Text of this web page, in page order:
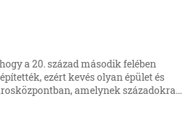
a 20. század második felében
ezért kevés olyan épület és
amelynek századokra